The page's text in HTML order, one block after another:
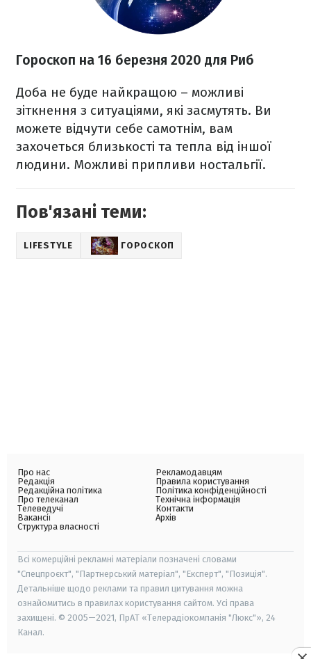
Гороскоп на 16 березня 2020 для Риб
Доба не буде найкращою – можливі
зіткнення з ситуаціями, які засмутять. Ви
можете відчути себе самотнім, вам
захочеться близькості та тепла від іншої
людини. Можливі припливи ностальгії.
Пов'язані теми:
LIFESTYLE ГОРОСКОП
Про нас
Редакція
Редакційна політика
Про телеканал
Телеведучі
Вакансії
Структура власності
Рекламодавцям
Правила користування
Політика конфіденційності
Технічна інформація
Контакти
Архів
Всі комерційні рекламні матеріали позначені словами
"Спецпроєкт", "Партнерський матеріал", "Експерт", "Позиція".
Детальніше щодо реклами та правил цитування можна
ознайомитись в правилах користування сайтом. Усі права
захищені. © 2005—2021, ПрАТ «Телерадіокомпанія "Люкс"», 24
Канал.